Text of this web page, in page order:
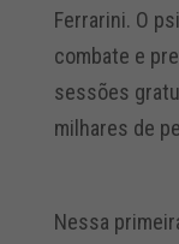
Ferrarini. O
combate e
sessões
milhares de
Nessa